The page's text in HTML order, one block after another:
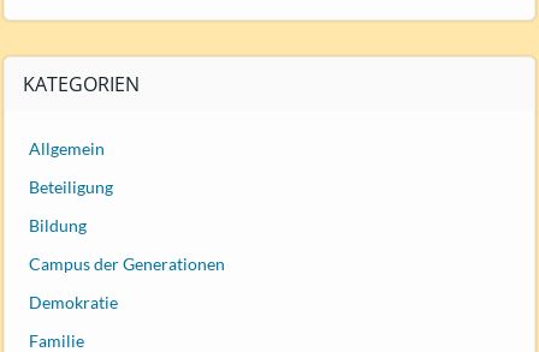
KATEGORIEN
Allgemein
Beteiligung
Bildung
Campus der Generationen
Demokratie
Familie